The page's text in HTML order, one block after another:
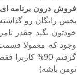
فروش درون برنامه
بخش رایگان رو
خودتون بگید چقدر
وجود که معمولا
تومن باشه)